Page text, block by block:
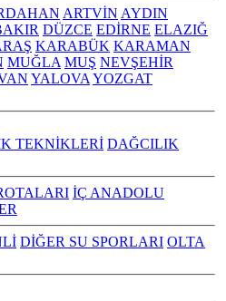
ARTVİN AYDIN
DÜZCE EDİRNE ELAZIĞ
KARABÜK KARAMAN
MUĞLA MUŞ NEVŞEHİR
YALOVA YOZGAT
TEKNİKLERİ DAĞCILIK
İÇ ANADOLU
DİĞER SU SPORLARI OLTA